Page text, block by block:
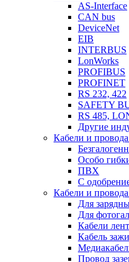
AS-Interface
CAN bus
DeviceNet
EIB
INTERBUS
LonWorks
PROFIBUS
PROFINET
RS 232, 422
SAFETY
RS 485,
Другие
Кабели и
Особо
ПВХ
С
Кабели и
Для
Для
Кабели
Кабель
Провод